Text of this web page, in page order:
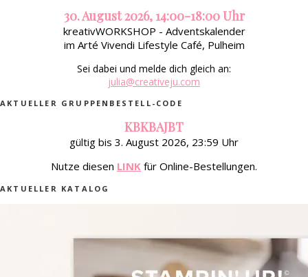
30. August 2026, 14:00-18:00 Uhr
kreativWORKSHOP - Adventskalender
im Arté Vivendi Lifestyle Café, Pulheim
Sei dabei und melde dich gleich an:
julia@creativeju.com
AKTUELLER GRUPPENBESTELL-CODE
KBKBAJBT
gültig bis 3. August 2026, 23:59 Uhr
Nutze diesen LINK für Online-Bestellungen.
AKTUELLER KATALOG